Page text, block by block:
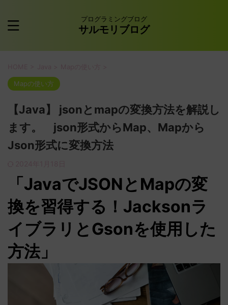
プログラミングブログ
サルモリブログ
Mapの使い方
【Java】 jsonとmapの変換方法を解説し
ます。 json形式からMap、Mapから
Json形式に変換方法
「JavaでJSONとMapの変
換を習得する！Jacksonラ
イブラリとGsonを使用した
方法」